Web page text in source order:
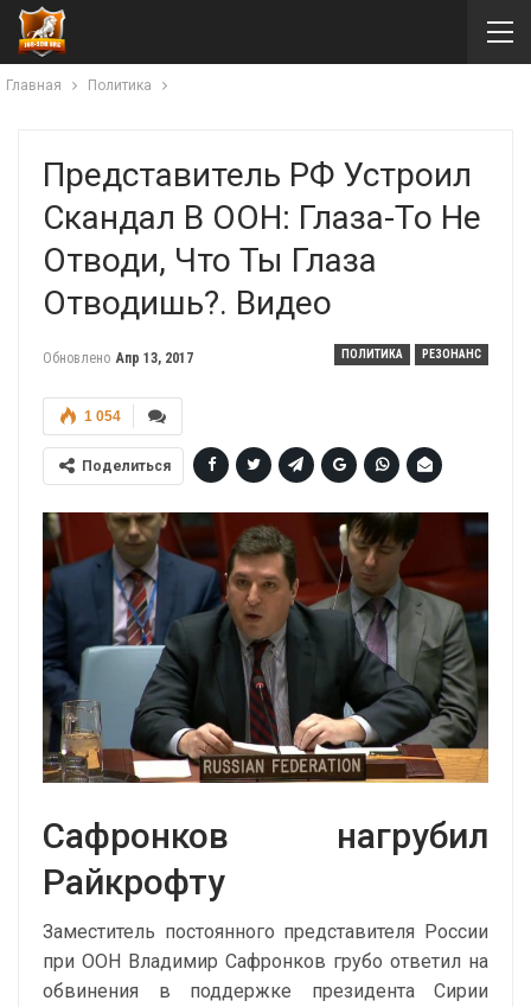
Главная Политика
Представитель РФ Устроил
Скандал В ООН: Глаза-То Не
Отводи, Что Ты Глаза
Отводишь?. Видео
ПОЛИТИКА РЕЗОНАНС
Обновлено Апр 13, 2017
1 054
Поделиться
Сафронков нагрубил
Райкрофту
Заместитель постоянного представителя России
при ООН Владимир Сафронков грубо ответил на
обвинения в поддержке президента Сирии